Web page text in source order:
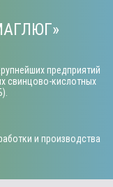
предприятий
свинцово-кислотных
и производства